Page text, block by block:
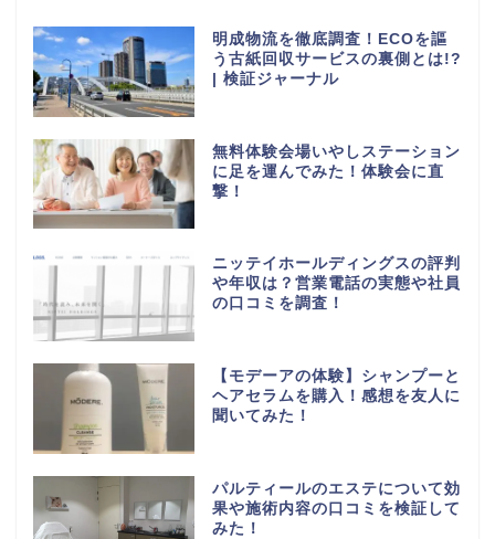
明成物流を徹底調査！ECOを謳
う古紙回収サービスの裏側とは!?
| 検証ジャーナル
無料体験会場いやしステーション
に足を運んでみた！体験会に直
撃！
ニッテイホールディングスの評判
や年収は？営業電話の実態や社員
の口コミを調査！
【モデーアの体験】シャンプーと
ヘアセラムを購入！感想を友人に
聞いてみた！
パルティールのエステについて効
果や施術内容の口コミを検証して
みた！